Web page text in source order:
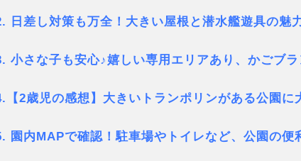
日差し対策も万全！大きい屋根と潜水艦遊具の魅
小さな子も安心♪嬉しい専用エリアあり、かごブラ
【2歳児の感想】大きいトランポリンがある公園に
園内MAPで確認！駐車場やトイレなど、公園の便